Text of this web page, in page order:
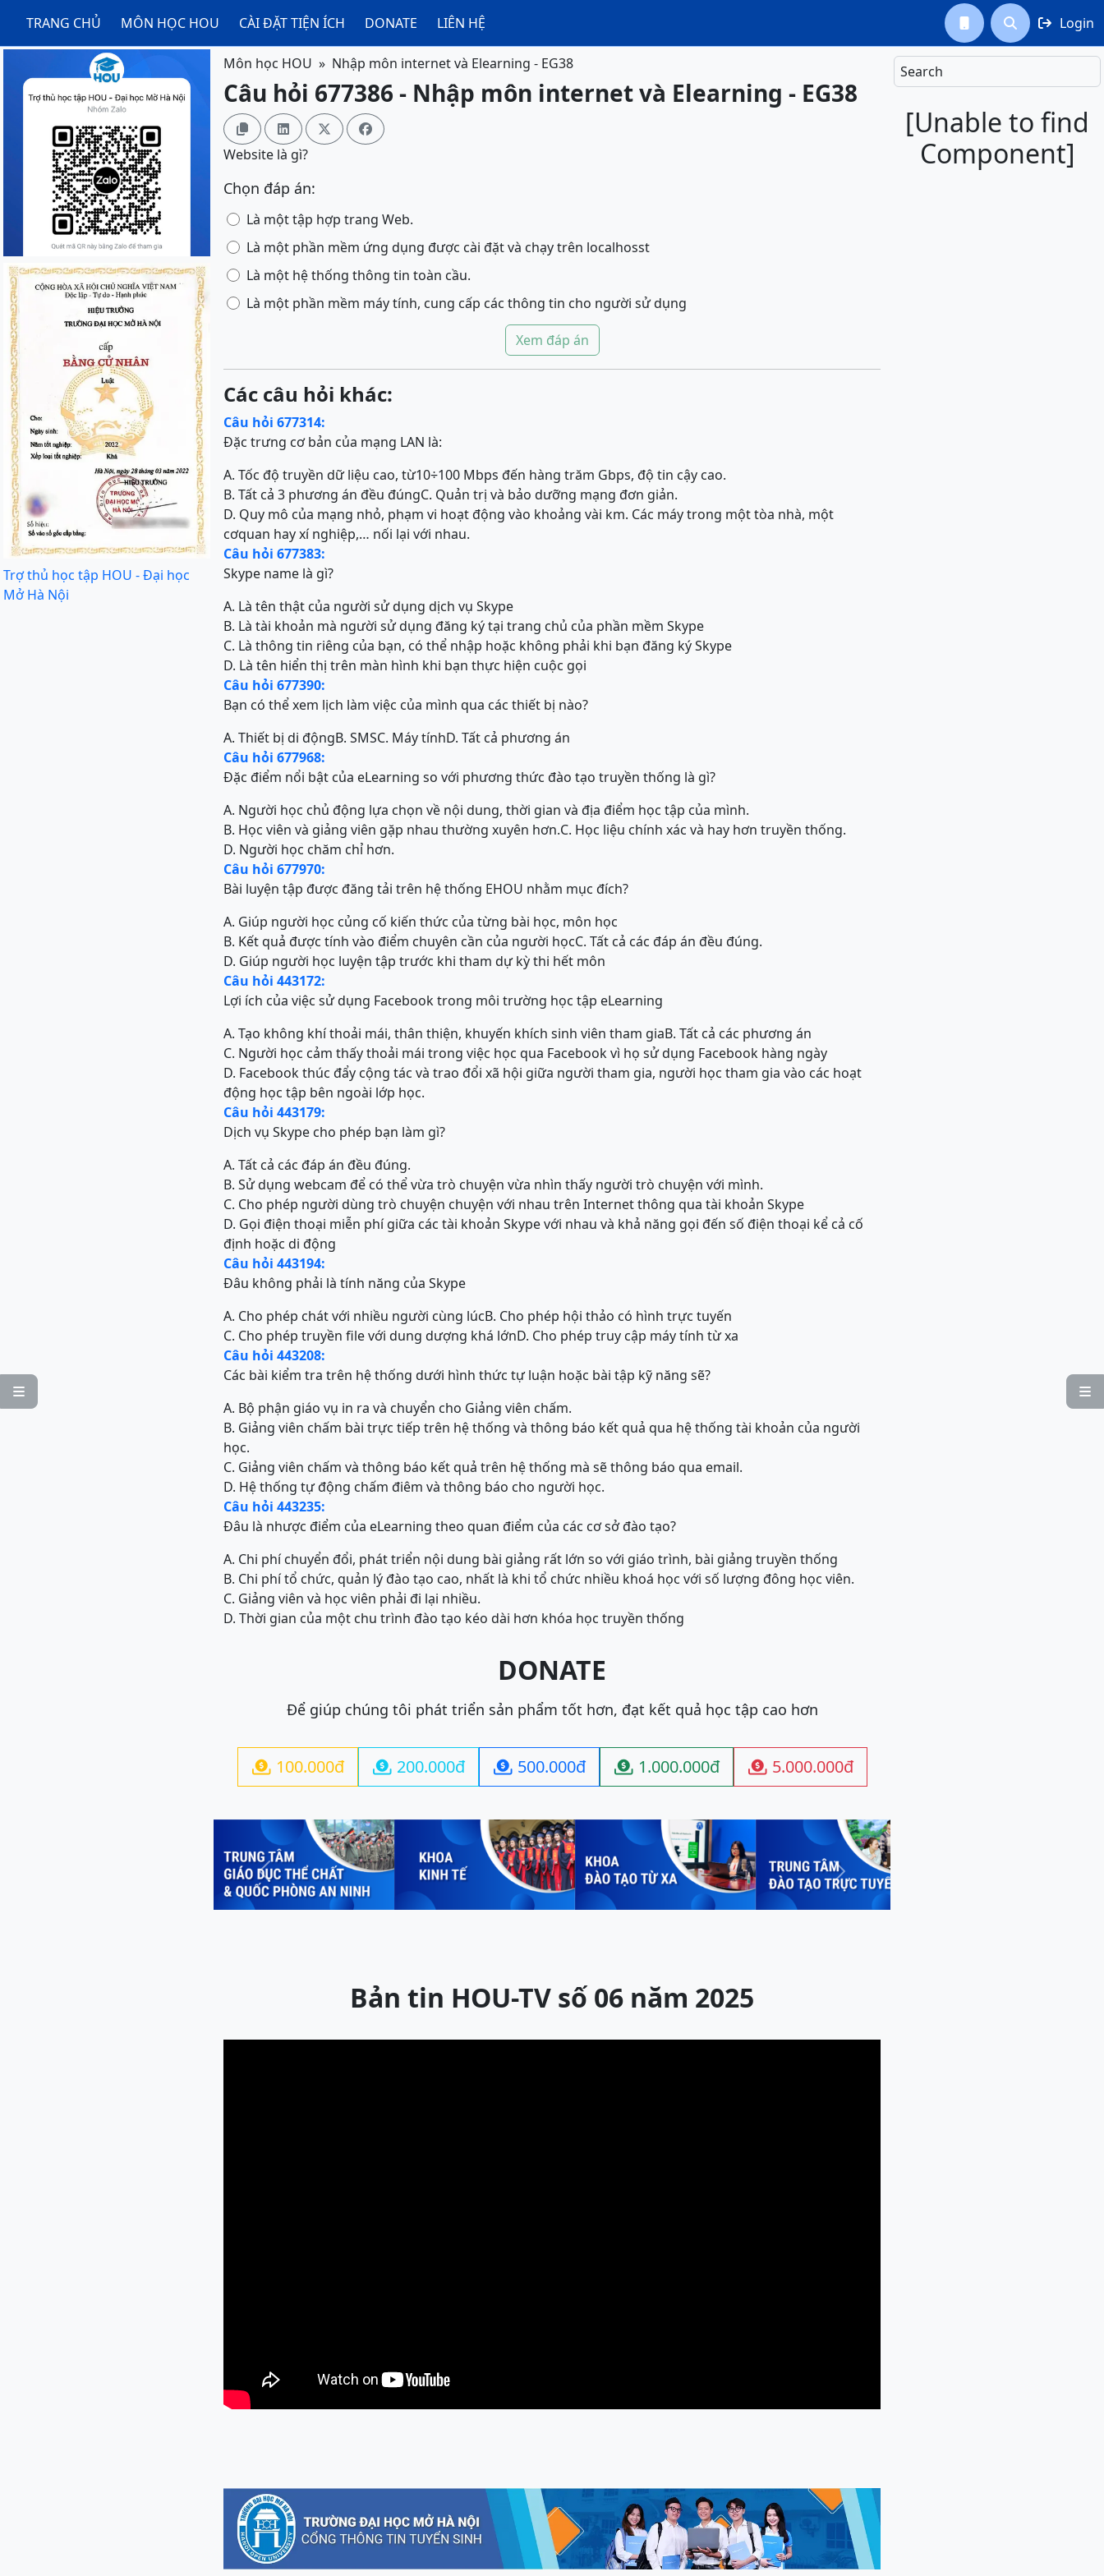
TRANG CHỦ MÔN HỌC HOU CÀI ĐẶT TIỆN ÍCH DONATE LIÊN HỆ   Login

Search
[Unable to find
Component]

Trợ thủ học tập HOU - Đại học
Mở Hà Nội
Môn học HOU Nhập môn internet và Elearning - EG38
Câu hỏi 677386 - Nhập môn internet và Elearning - EG38
   
Website là gì?
Chọn đáp án:
Là một tập hợp trang Web.
Là một phần mềm ứng dụng được cài đặt và chạy trên localhosst
Là một hệ thống thông tin toàn cầu.
Là một phần mềm máy tính, cung cấp các thông tin cho người sử dụng
Xem đáp án
Các câu hỏi khác:
Câu hỏi 677314:
Đặc trưng cơ bản của mạng LAN là:
A. Tốc độ truyền dữ liệu cao, từ10÷100 Mbps đến hàng trăm Gbps, độ tin cậy cao.
B. Tất cả 3 phương án đều đúngC. Quản trị và bảo dưỡng mạng đơn giản.
D. Quy mô của mạng nhỏ, phạm vi hoạt động vào khoảng vài km. Các máy trong một tòa nhà, một
cơquan hay xí nghiệp,… nối lại với nhau.
Câu hỏi 677383:
Skype name là gì?
A. Là tên thật của người sử dụng dịch vụ Skype
B. Là tài khoản mà người sử dụng đăng ký tại trang chủ của phần mềm Skype
C. Là thông tin riêng của bạn, có thể nhập hoặc không phải khi bạn đăng ký Skype
D. Là tên hiển thị trên màn hình khi bạn thực hiện cuộc gọi
Câu hỏi 677390:
Bạn có thể xem lịch làm việc của mình qua các thiết bị nào?
A. Thiết bị di độngB. SMSC. Máy tínhD. Tất cả phương án
Câu hỏi 677968:
Đặc điểm nổi bật của eLearning so với phương thức đào tạo truyền thống là gì?
A. Người học chủ động lựa chọn về nội dung, thời gian và địa điểm học tập của mình.
B. Học viên và giảng viên gặp nhau thường xuyên hơn.C. Học liệu chính xác và hay hơn truyền thống.
D. Người học chăm chỉ hơn.
Câu hỏi 677970:
Bài luyện tập được đăng tải trên hệ thống EHOU nhằm mục đích?
A. Giúp người học củng cố kiến thức của từng bài học, môn học
B. Kết quả được tính vào điểm chuyên cần của người họcC. Tất cả các đáp án đều đúng.
D. Giúp người học luyện tập trước khi tham dự kỳ thi hết môn
Câu hỏi 443172:
Lợi ích của việc sử dụng Facebook trong môi trường học tập eLearning
A. Tạo không khí thoải mái, thân thiện, khuyến khích sinh viên tham giaB. Tất cả các phương án
C. Người học cảm thấy thoải mái trong việc học qua Facebook vì họ sử dụng Facebook hàng ngày
D. Facebook thúc đẩy cộng tác và trao đổi xã hội giữa người tham gia, người học tham gia vào các hoạt
động học tập bên ngoài lớp học.
Câu hỏi 443179:
Dịch vụ Skype cho phép bạn làm gì?
A. Tất cả các đáp án đều đúng.
B. Sử dụng webcam để có thể vừa trò chuyện vừa nhìn thấy người trò chuyện với mình.
C. Cho phép người dùng trò chuyện chuyện với nhau trên Internet thông qua tài khoản Skype
D. Gọi điện thoại miễn phí giữa các tài khoản Skype với nhau và khả năng gọi đến số điện thoại kể cả cố
định hoặc di động
Câu hỏi 443194:
Đâu không phải là tính năng của Skype
A. Cho phép chát với nhiều người cùng lúcB. Cho phép hội thảo có hình trực tuyến
C. Cho phép truyền file với dung dượng khá lớnD. Cho phép truy cập máy tính từ xa
Câu hỏi 443208:
Các bài kiểm tra trên hệ thống dưới hình thức tự luận hoặc bài tập kỹ năng sẽ?
A. Bộ phận giáo vụ in ra và chuyển cho Giảng viên chấm.
B. Giảng viên chấm bài trực tiếp trên hệ thống và thông báo kết quả qua hệ thống tài khoản của người
học.
C. Giảng viên chấm và thông báo kết quả trên hệ thống mà sẽ thông báo qua email.
D. Hệ thống tự động chấm điêm và thông báo cho người học.
Câu hỏi 443235:
Đâu là nhược điểm của eLearning theo quan điểm của các cơ sở đào tạo?
A. Chi phí chuyển đổi, phát triển nội dung bài giảng rất lớn so với giáo trình, bài giảng truyền thống
B. Chi phí tổ chức, quản lý đào tạo cao, nhất là khi tổ chức nhiều khoá học với số lượng đông học viên.
C. Giảng viên và học viên phải đi lại nhiều.
D. Thời gian của một chu trình đào tạo kéo dài hơn khóa học truyền thống
DONATE
Để giúp chúng tôi phát triển sản phẩm tốt hơn, đạt kết quả học tập cao hơn
 100.000đ  200.000đ  500.000đ  1.000.000đ  5.000.000đ
Previous Next
Bản tin HOU-TV số 06 năm 2025